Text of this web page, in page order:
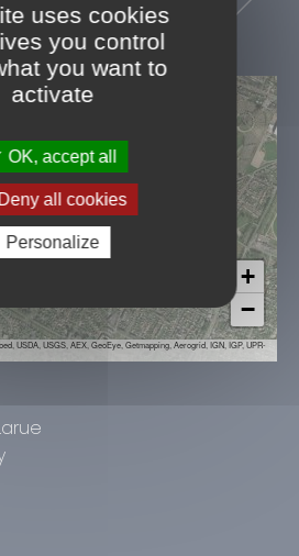
+
−
USDA, USGS, AEX, GeoEye, Getmapping, Aerogrid, IGN, IGP, UPR-
uses cookies
you control
you want to
activate
OK, accept all
Deny all cookies
Personalize